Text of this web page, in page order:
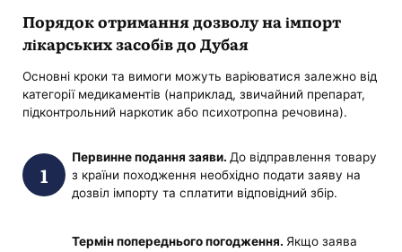
Порядок отримання дозволу на імпорт
лікарських засобів до Дубая
Основні кроки та вимоги можуть варіюватися залежно від
категорії медикаментів (наприклад, звичайний препарат,
підконтрольний наркотик або психотропна речовина).
Первинне подання заяви. До відправлення товару
з країни походження необхідно подати заяву на
дозвіл імпорту та сплатити відповідний збір.
Термін попереднього погодження. Якщо заява